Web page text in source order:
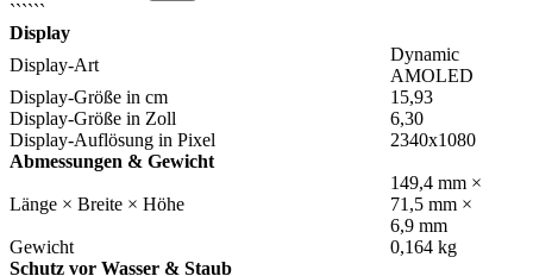
``````
Display
Display-Art
Dynamic
AMOLED
Display-Größe in cm
15,93
Display-Größe in Zoll
6,30
Display-Auflösung in Pixel
2340x1080
Abmessungen & Gewicht
Länge × Breite × Höhe
149,4 mm ×
71,5 mm ×
6,9 mm
Gewicht
0,164 kg
Schutz vor Wasser & Staub